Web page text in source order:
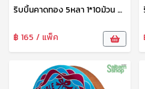
ริบบิ้นคาดทอง 5หลา 1*10ม้วน ระฆัง
฿ 165 / แพ็ค